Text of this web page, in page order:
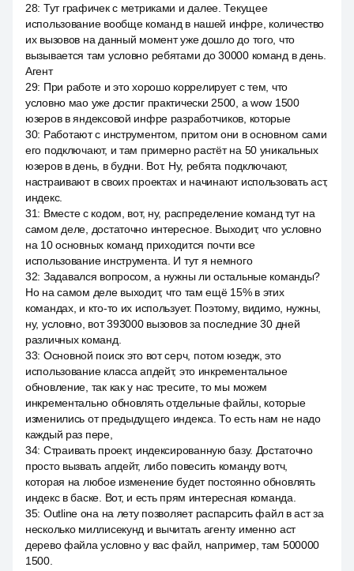
28: Тут графичек с метриками и далее. Текущее
использование вообще команд в нашей инфре, количество
их вызовов на данный момент уже дошло до того, что
вызывается там условно ребятами до 30000 команд в день.
Агент
29: При работе и это хорошо коррелирует с тем, что
условно мао уже достиг практически 2500, а wow 1500
юзеров в яндексовой инфре разработчиков, которые
30: Работают с инструментом, притом они в основном сами
его подключают, и там примерно растёт на 50 уникальных
юзеров в день, в будни. Вот. Ну, ребята подключают,
настраивают в своих проектах и начинают использовать аст,
индекс.
31: Вместе с кодом, вот, ну, распределение команд тут на
самом деле, достаточно интересное. Выходит, что условно
на 10 основных команд приходится почти все
использование инструмента. И тут я немного
32: Задавался вопросом, а нужны ли остальные команды?
Но на самом деле выходит, что там ещё 15% в этих
командах, и кто-то их использует. Поэтому, видимо, нужны,
ну, условно, вот 393000 вызовов за последние 30 дней
различных команд.
33: Основной поиск это вот серч, потом юзедж, это
использование класса апдейт, это инкрементальное
обновление, так как у нас тресите, то мы можем
инкрементально обновлять отдельные файлы, которые
изменились от предыдущего индекса. То есть нам не надо
каждый раз пере,
34: Страивать проект, индексированную базу. Достаточно
просто вызвать апдейт, либо повесить команду вотч,
которая на любое изменение будет постоянно обновлять
индекс в баске. Вот, и есть прям интересная команда.
35: Outline она на лету позволяет распарсить файл в аст за
несколько миллисекунд и вычитать агенту именно аст
дерево файла условно у вас файл, например, там 500000
1500.